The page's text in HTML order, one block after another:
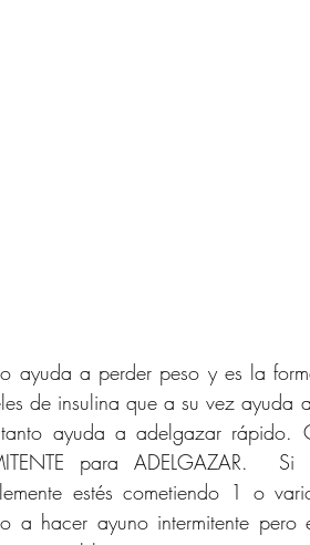
ayuda a perder peso y es la
de insulina que a su vez
ayuda a adelgazar rápido.
para ADELGAZAR.
estés cometiendo 1 o
a hacer ayuno intermitente